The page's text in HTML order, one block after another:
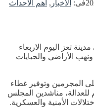
فى: الاخبار , اهم الاحداث
تعز اليوم الاربعاء
ونهب الأراضي والجبايات
المجرمين وتوفير غطاء
للعدالة، مناشدين المجلس
الأمنية والعسكرية.